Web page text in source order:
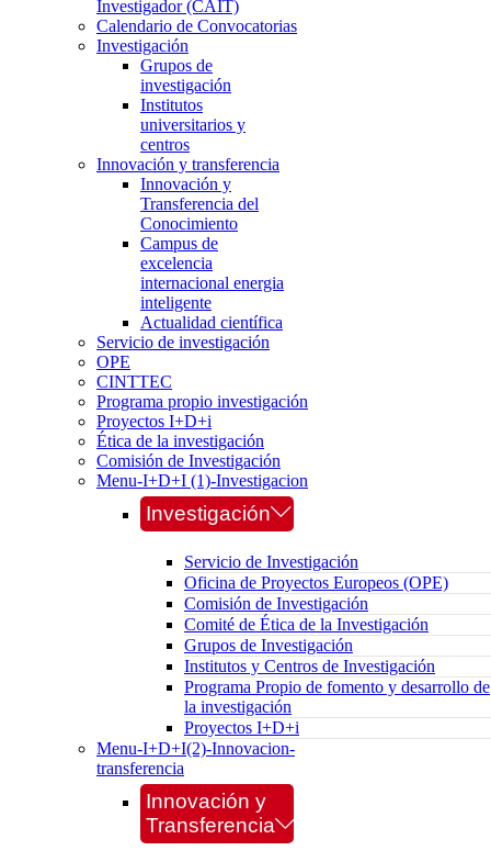
Investigador (CAIT)
Calendario de Convocatorias
Investigación
Grupos de
investigación
Institutos
universitarios y
centros
Innovación y transferencia
Innovación y
Transferencia del
Conocimiento
Campus de
excelencia
internacional energia
inteligente
Actualidad científica
Servicio de investigación
OPE
CINTTEC
Programa propio investigación
Proyectos I+D+i
Ética de la investigación
Comisión de Investigación
Menu-I+D+I (1)-Investigacion
Investigación
Servicio de Investigación
Oficina de Proyectos Europeos (OPE)
Comisión de Investigación
Comité de Ética de la Investigación
Grupos de Investigación
Institutos y Centros de Investigación
Programa Propio de fomento y desarrollo de
la investigación
Proyectos I+D+i
Menu-I+D+I(2)-Innovacion-
transferencia
Innovación y
Transferencia